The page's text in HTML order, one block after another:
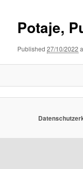
Potaje,
Published27/10/2022